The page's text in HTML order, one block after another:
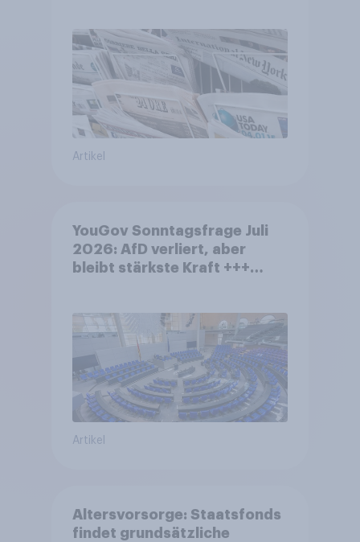
Artikel
YouGov Sonntagsfrage Juli
2026: AfD verliert, aber
bleibt stärkste Kraft +++
Artikel
Altersvorsorge: Staatsfonds
findet grundsätzliche